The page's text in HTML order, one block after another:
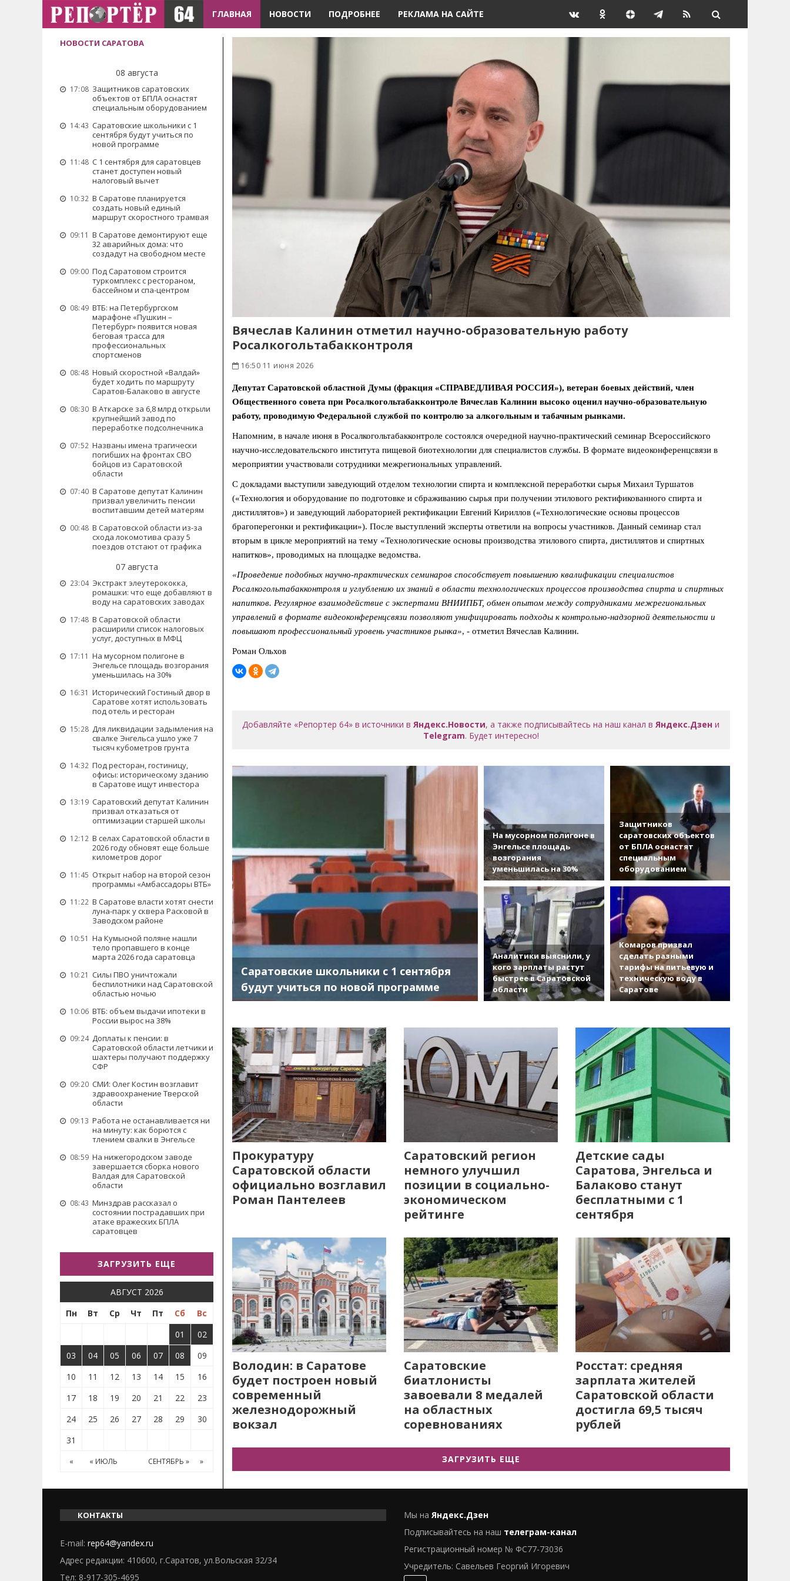
ГЛАВНАЯ НОВОСТИ ПОДРОБНЕЕ РЕКЛАМА НА САЙТЕ
НОВОСТИ САРАТОВА
08 августа
17:08 Защитников саратовских
объектов от БПЛА оснастят
специальным оборудованием
14:43 Саратовские школьники с 1
сентября будут учиться по
новой программе
11:48 С 1 сентября для саратовцев
станет доступен новый
налоговый вычет
10:32 В Саратове планируется
создать новый единый
маршрут скоростного трамвая
09:11 В Саратове демонтируют еще
32 аварийных дома: что
создадут на свободном месте
09:00 Под Саратовом строится
туркомплекс с рестораном,
бассейном и спа-центром
08:49 ВТБ: на Петербургском
марафоне «Пушкин –
Петербург» появится новая
беговая трасса для
профессиональных
спортсменов
08:48 Новый скоростной «Валдай»
будет ходить по маршруту
Саратов-Балаково в августе
08:30 В Аткарске за 6,8 млрд открыли
крупнейший завод по
переработке подсолнечника
07:52 Названы имена трагически
погибших на фронтах СВО
бойцов из Саратовской
области
07:40 В Саратове депутат Калинин
призвал увеличить пенсии
воспитавшим детей матерям
00:48 В Саратовской области из-за
схода локомотива сразу 5
поездов отстают от графика
07 августа
23:04 Экстракт элеутерококка,
ромашки: что еще добавляют в
воду на саратовских заводах
17:48 В Саратовской области
расширили список налоговых
услуг, доступных в МФЦ
17:11 На мусорном полигоне в
Энгельсе площадь возгорания
уменьшилась на 30%
16:31 Исторический Гостиный двор в
Саратове хотят использовать
под отель и ресторан
15:28 Для ликвидации задымления на
свалке Энгельса ушло уже 7
тысяч кубометров грунта
14:32 Под ресторан, гостиницу,
офисы: историческому зданию
в Саратове ищут инвестора
13:19 Саратовский депутат Калинин
призвал отказаться от
оптимизации старшей школы
12:12 В селах Саратовской области в
2026 году обновят еще больше
километров дорог
11:45 Открыт набор на второй сезон
программы «Амбассадоры ВТБ»
11:22 В Саратове власти хотят снести
луна-парк у сквера Расковой в
Заводском районе
10:51 На Кумысной поляне нашли
тело пропавшего в конце
марта 2026 года саратовца
10:21 Силы ПВО уничтожали
беспилотники над Саратовской
областью ночью
10:06 ВТБ: объем выдачи ипотеки в
России вырос на 38%
09:24 Доплаты к пенсии: в
Саратовской области летчики и
шахтеры получают поддержку
СФР
09:20 СМИ: Олег Костин возглавит
здравоохранение Тверской
области
09:13 Работа не останавливается ни
на минуту: как борются с
тлением свалки в Энгельсе
08:59 На нижегородском заводе
завершается сборка нового
Валдая для Саратовской
области
08:43 Минздрав рассказал о
состоянии пострадавших при
атаке вражеских БПЛА
саратовцев
ЗАГРУЗИТЬ ЕЩЕ
АВГУСТ 2026
Пн
Вт Ср Чт Пт Сб
Вс
01
02
03
04 05 06 07 08
09
10
11 12 13 14 15
16
17
18 19 20 21 22
23
24
25 26 27 28 29
30
31
« « ИЮЛЬ СЕНТЯБРЬ » »
Вячеслав Калинин отметил научно-образовательную работу
Росалкогольтабакконтроля
16:50 11 июня 2026
Депутат Саратовской областной Думы (фракция «СПРАВЕДЛИВАЯ РОССИЯ»), ветеран боевых действий, член
Общественного совета при Росалкогольтабакконтроле Вячеслав Калинин высоко оценил научно-образовательную
работу, проводимую Федеральной службой по контролю за алкогольным и табачным рынками.
Напомним, в начале июня в Росалкогольтабакконтроле состоялся очередной научно-практический семинар Всероссийского
научно-исследовательского института пищевой биотехнологии для специалистов службы. В формате видеоконференцсвязи в
мероприятии участвовали сотрудники межрегиональных управлений.
С докладами выступили заведующий отделом технологии спирта и комплексной переработки сырья Михаил Туршатов
(«Технология и оборудование по подготовке и сбраживанию сырья при получении этилового ректификованного спирта и
дистиллятов») и заведующий лабораторией ректификации Евгений Кириллов («Технологические основы процессов
брагоперегонки и ректификации»). После выступлений эксперты ответили на вопросы участников. Данный семинар стал
вторым в цикле мероприятий на тему «Технологические основы производства этилового спирта, дистиллятов и спиртных
напитков», проводимых на площадке ведомства.
«Проведение подобных научно-практических семинаров способствует повышению квалификации специалистов
Росалкогольтабакконтроля и углублению их знаний в области технологических процессов производства спирта и спиртных
напитков. Регулярное взаимодействие с экспертами ВНИИПБТ, обмен опытом между сотрудниками межрегиональных
управлений в формате видеоконференцсвязи позволяют унифицировать подходы к контрольно-надзорной деятельности и
повышают профессиональный уровень участников рынка», - отметил Вячеслав Калинин.
Роман Ольхов
Добавляйте «Репортер 64» в источники вЯндекс.Новости, а также подписывайтесь на наш канал вЯндекс.Дзен и
Telegram. Будет интересно!
Саратовские школьники с 1 сентября
будут учиться по новой программе
На мусорном полигоне в
Энгельсе площадь
возгорания
уменьшилась на 30%
Защитников
саратовских объектов
от БПЛА оснастят
специальным
оборудованием
Аналитики выяснили, у
кого зарплаты растут
быстрее в Саратовской
области
Комаров призвал
сделать разными
тарифы на питьевую и
техническую воду в
Саратове
Прокуратуру
Саратовской области
официально возглавил
Роман Пантелеев
Саратовский регион
немного улучшил
позиции в социально-
экономическом
рейтинге
Детские сады
Саратова, Энгельса и
Балаково станут
бесплатными с 1
сентября
Володин: в Саратове
будет построен новый
современный
железнодорожный
вокзал
Саратовские
биатлонисты
завоевали 8 медалей
на областных
соревнованиях
Росстат: средняя
зарплата жителей
Саратовской области
достигла 69,5 тысяч
рублей
ЗАГРУЗИТЬ ЕЩЕ
КОНТАКТЫ
E-mail: rep64@yandex.ru
Адрес редакции: 410600, г.Саратов, ул.Вольская 32/34
Тел: 8-917-305-4695
Мы на Яндекс.Дзен
Подписывайтесь на наш телеграм-канал
Регистрационный номер № ФС77-73036
Учредитель: Савельев Георгий Игоревич